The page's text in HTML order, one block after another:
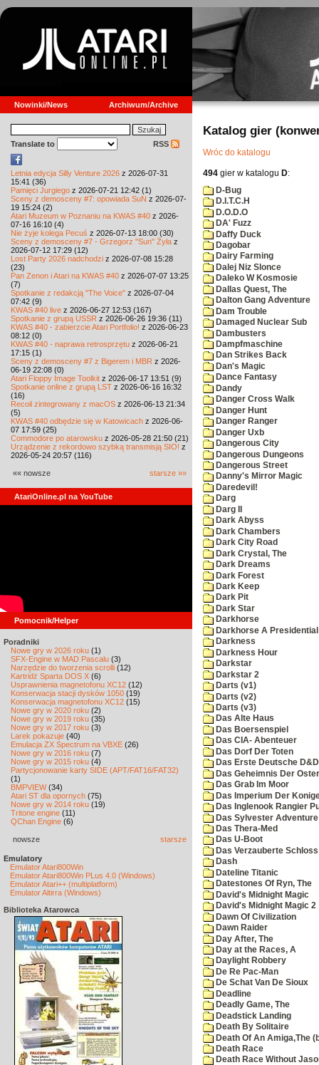
Nowinki/News Archiwum/Archive
Translate to RSS
Letnia edycja Silly Venture 2026 z 2026-07-31
15:41 (36)
Pamięci Jurgiego z 2026-07-21 12:42 (1)
Sceny z demosceny #7: opowiada SuN z 2026-07-
19 15:24 (2)
Atari Muzeum w Poznaniu na KWAS #40 z 2026-
07-16 16:10 (4)
Nie żyje kolega Pecuś z 2026-07-13 18:00 (30)
Sceny z demosceny #7 - Grzegorz "Sun" Żyła z
2026-07-12 17:29 (12)
Lost Party 2026 nadchodzi z 2026-07-08 15:28
(23)
Pan Zenon i Atari na KWAS #40 z 2026-07-07 13:25
(7)
Spotkanie z redakcją "The Voice" z 2026-07-04
07:42 (9)
KWAS #40 live z 2026-06-27 12:53 (167)
Spotkanie z grupą USSR z 2026-06-26 19:36 (11)
KWAS #40 - zabierzcie Atari Portfolio! z 2026-06-23
08:12 (0)
KWAS #40 - naprawa retrosprzętu z 2026-06-21
17:15 (1)
Sceny z demosceny #7 z Bigerem i MBR z 2026-
06-19 22:08 (0)
Atari Floppy Image Toolkit z 2026-06-17 13:51 (9)
Spotkanie online z grupą LST z 2026-06-16 16:32
(16)
Recoil zintegrowany z macOS z 2026-06-13 21:34
(5)
KWAS #40 odbędzie się w Katowicach z 2026-06-
07 17:59 (25)
Commodore po atarowsku z 2026-05-28 21:50 (21)
Urządzenie z rekordowo szybką transmisją SIO! z
2026-05-24 20:57 (116)
«« nowsze starsze »»
AtariOnline.pl na YouTube
Pomocnik/Helper
Poradniki
Nowe gry w 2026 roku (1)
SFX-Engine w MAD Pascalu (3)
Narzędzie do tworzenia scrolli (12)
Kartridż Sparta DOS X (6)
Usprawnienia magnetofonu XC12 (12)
Konserwacja stacji dysków 1050 (19)
Konserwacja magnetofonu XC12 (15)
Nowe gry w 2020 roku (2)
Nowe gry w 2019 roku (35)
Nowe gry w 2017 roku (3)
Larek pokazuje (40)
Emulacja ZX Spectrum na VBXE (26)
Nowe gry w 2016 roku (7)
Nowe gry w 2015 roku (4)
Partycjonowanie karty SIDE (APT/FAT16/FAT32)
(1)
BMPVIEW(34)
Atari ST dla opornych (75)
Nowe gry w 2014 roku (19)
Tritone engine (11)
QChan Engine (6)
nowsze starsze
Emulatory
Emulator Atari800Win
Emulator Atari800Win PLus 4.0 (Windows)
Emulator Atari++ (multiplatform)
Emulator Altirra (Windows)
Biblioteka Atarowca
Katalog gier
Wróc do katalogu
494 gier w katalogu D:
D-Bug
D.I.T.C.H
D.O.D.O
DA' Fuzz
Daffy Duck
Dagobar
Dairy Farming
Dalej Niz Slonce
Daleko W Kosmosie
Dallas Quest, The
Dalton Gang Adventure
Dam Trouble
Damaged Nuclear Sub
Dambusters
Dampfmaschine
Dan Strikes Back
Dan's Magic
Dance Fantasy
Dandy
Danger Cross Walk
Danger Hunt
Danger Ranger
Danger Uxb
Dangerous City
Dangerous Dungeons
Dangerous Street
Danny's Mirror Magic
Daredevil!
Darg
Darg II
Dark Abyss
Dark Chambers
Dark City Road
Dark Crystal, The
Dark Dreams
Dark Forest
Dark Keep
Dark Pit
Dark Star
Darkhorse
Darkhorse A
Darkness
Darkness Hour
Darkstar
Darkstar 2
Darts (v1)
Darts (v2)
Darts (v3)
Das Alte Haus
Das Boersenspiel
Das CIA- Abenteuer
Das Dorf Der Toten
Das Erste Deutsche
Das Geheimnis Der
Das Grab Im Moor
Das Imperium Der
Das Inglenook Rangier
Das Sylvester Adventure
Das Thera-Med
Das U-Boot
Das Verzauberte Schloss
Dash
Dateline Titanic
Datestones Of Ryn, The
David's Midnight Magic
David's Midnight Magic 2
Dawn Of Civilization
Dawn Raider
Day After, The
Day at the Races, A
Daylight Robbery
De Re Pac-Man
De Schat Van De Sioux
Deadline
Deadly Game, The
Deadstick Landing
Death By Solitaire
Death Of An Amiga,The
Death Race
Death Race Without